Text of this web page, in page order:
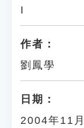
I
作者：
劉鳳學
日期：
2004年11月